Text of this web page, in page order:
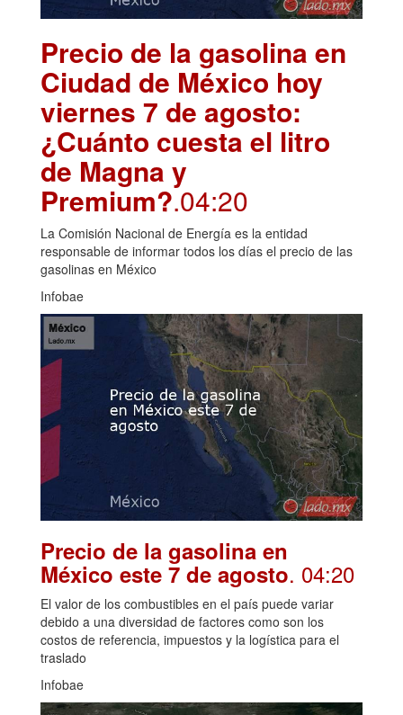
Precio de la gasolina en
Ciudad de México hoy
viernes 7 de agosto:
¿Cuánto cuesta el litro
de Magna y
Premium?.04:20
La Comisión Nacional de Energía es la entidad
responsable de informar todos los días el precio de las
gasolinas en México
Infobae
Precio de la gasolina en
México este 7 de agosto. 04:20
El valor de los combustibles en el país puede variar
debido a una diversidad de factores como son los
costos de referencia, impuestos y la logística para el
traslado
Infobae